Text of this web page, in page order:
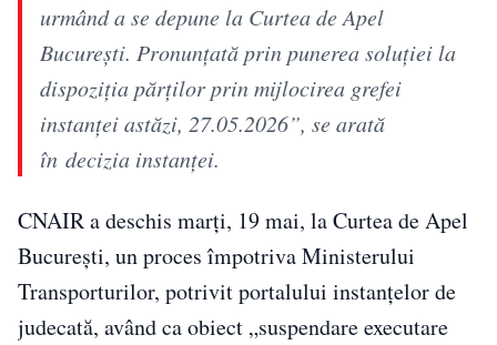
urmând a se depune la Curtea de Apel
Bucureşti. Pronunţată prin punerea soluţiei la
dispoziţia părţilor prin mijlocirea grefei
instanţei astăzi, 27.05.2026”, se arată
în decizia instanței.
CNAIR a deschis marți, 19 mai, la Curtea de Apel
București, un proces împotriva Ministerului
Transporturilor, potrivit portalului instanțelor de
judecată, având ca obiect „suspendare executare